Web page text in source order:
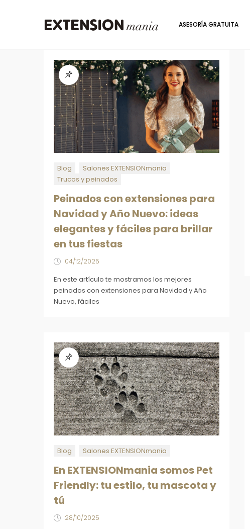
ASESORÍA GRATUITA
Blog
Salones EXTENSIONmania
Trucos y peinados
Peinados con extensiones para
Navidad y Año Nuevo: ideas
elegantes y fáciles para brillar
en tus fiestas
04/12/2025
En este artículo te mostramos los mejores
peinados con extensiones para Navidad y Año
Nuevo, fáciles
Blog Salones EXTENSIONmania
En EXTENSIONmania somos Pet
Friendly: tu estilo, tu mascota y
tú
28/10/2025